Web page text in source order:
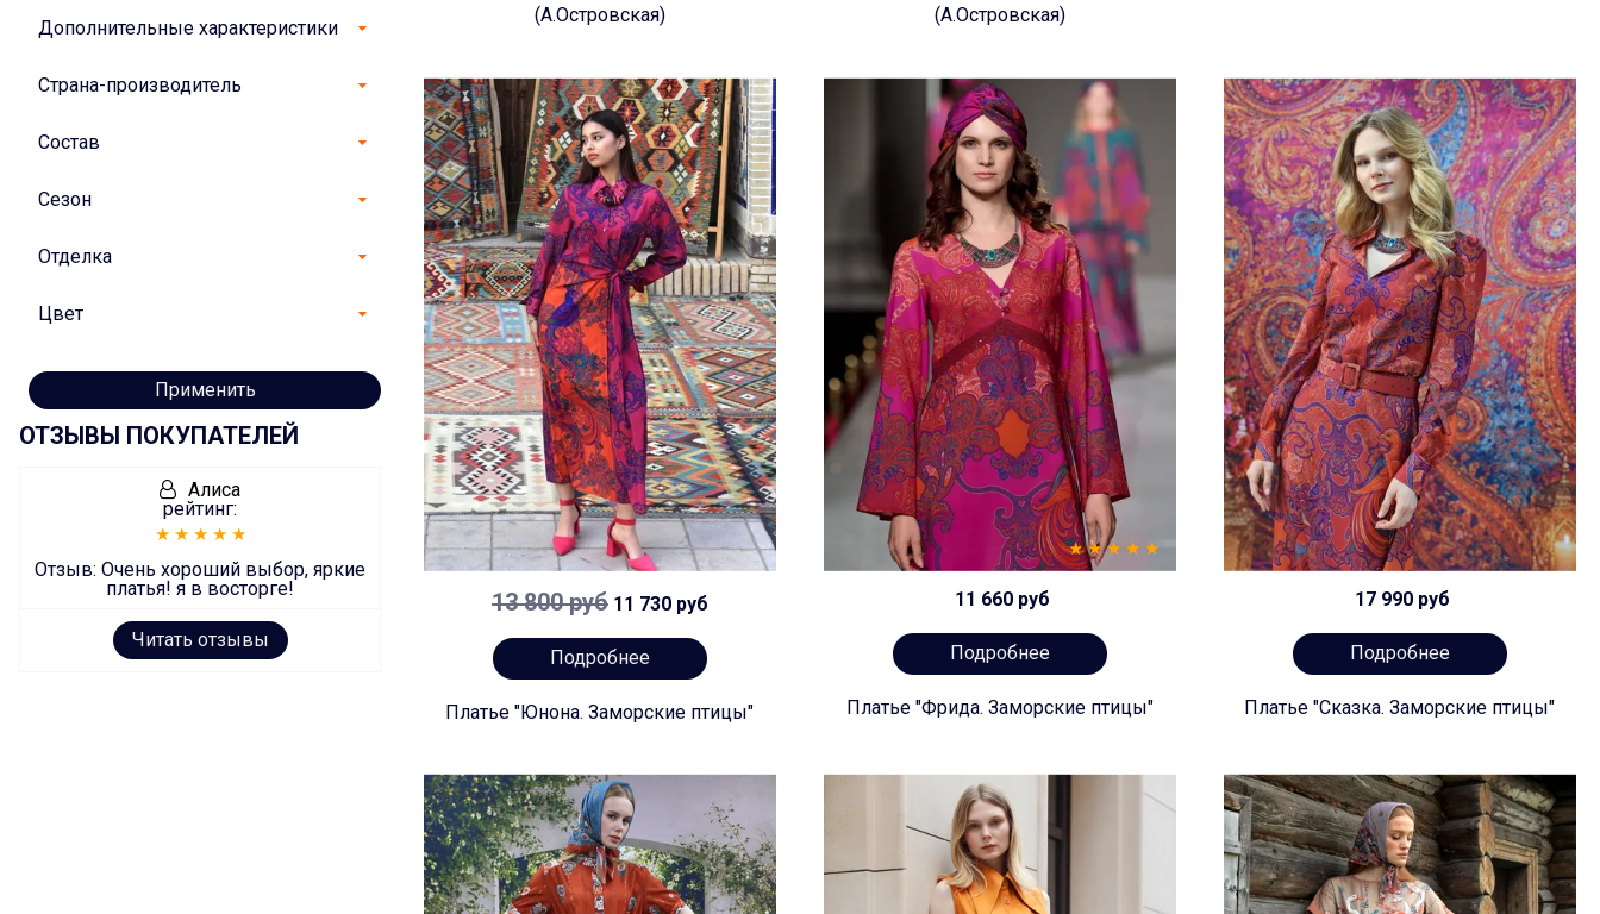
(А.Островская)
(А.Островская)
13 800 руб11 730 руб
Подробнее
Платье "Юнона. Заморские птицы"
11 660 руб
Подробнее
Платье "Фрида. Заморские птицы"
17 990 руб
Подробнее
Платье "Сказка. Заморские птицы"
Дополнительные характеристики
Страна-производитель
Состав
Сезон
Отделка
Цвет
Применить
ОТЗЫВЫ ПОКУПАТЕЛЕЙ
Алиса
рейтинг:
Отзыв: Очень хороший выбор, яркие
платья! я в восторге!
Читать отзывы